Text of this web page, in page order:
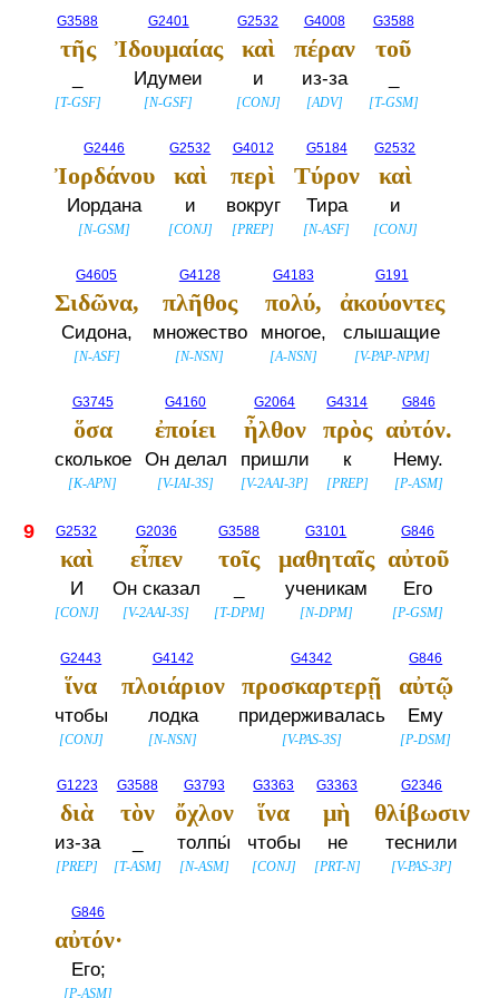
G3588
τῆς
[T-GSF]
G2401
Ἰδουμαίας
Идумеи
[N-GSF]
G2532
καὶ
и
[CONJ]
G4008
πέραν
из-за
[ADV]
G3588
τοῦ
[T-GSM]
G2446
Ἰορδάνου
Иордана
[N-GSM]
G2532
καὶ
и
[CONJ]
G4012
περὶ
вокруг
[PREP]
G5184
Τύρον
Тира
[N-ASF]
G2532
καὶ
и
[CONJ]
G4605
Σιδῶνα,
Сидона,
[N-ASF]
G4128
πλῆθος
множество
[N-NSN]
G4183
πολύ,
многое,
[A-NSN]
G191
ἀκούοντες
слышащие
[V-PAP-NPM]
G3745
ὅσα
сколькое
[K-APN]
G4160
ἐποίει
Он делал
[V-IAI-3S]
G2064
ἦλθον
пришли
[V-2AAI-3P]
G4314
πρὸς
к
[PREP]
G846
αὐτόν.
Нему.
[P-ASM]
9 G2532
καὶ
И
[CONJ]
G2036
εἶπεν
Он сказал
[V-2AAI-3S]
G3588
τοῖς
[T-DPM]
G3101
μαθηταῖς
ученикам
[N-DPM]
G846
αὐτοῦ
Его
[P-GSM]
G2443
ἵνα
чтобы
[CONJ]
G4142
πλοιάριον
лодка
[N-NSN]
G4342
προσκαρτερῇ
придерживалась
[V-PAS-3S]
G846
αὐτῷ
Ему
[P-DSM]
G1223
διὰ
из-за
[PREP]
G3588
τὸν
[T-ASM]
G3793
ὄχλον
толпы́
[N-ASM]
G3363
ἵνα
чтобы
[CONJ]
G3363
μὴ
не
[PRT-N]
G2346
θλίβωσιν
теснили
[V-PAS-3P]
G846
αὐτόν·
Его;
[P-ASM]